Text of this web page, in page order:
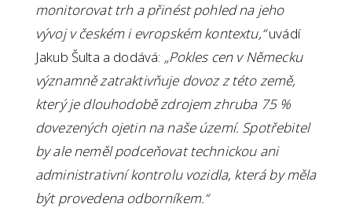
monitorovat trh a přinést pohled na jeho
vývoj v českém i evropském kontextu,“uvádí
Jakub Šulta a dodává: „Pokles cen v Německu
významně zatraktivňuje dovoz z této země,
který je dlouhodobě zdrojem zhruba 75 %
dovezených ojetin na naše území. Spotřebitel
by ale neměl podceňovat technickou ani
administrativní kontrolu vozidla, která by měla
být provedena odborníkem.“